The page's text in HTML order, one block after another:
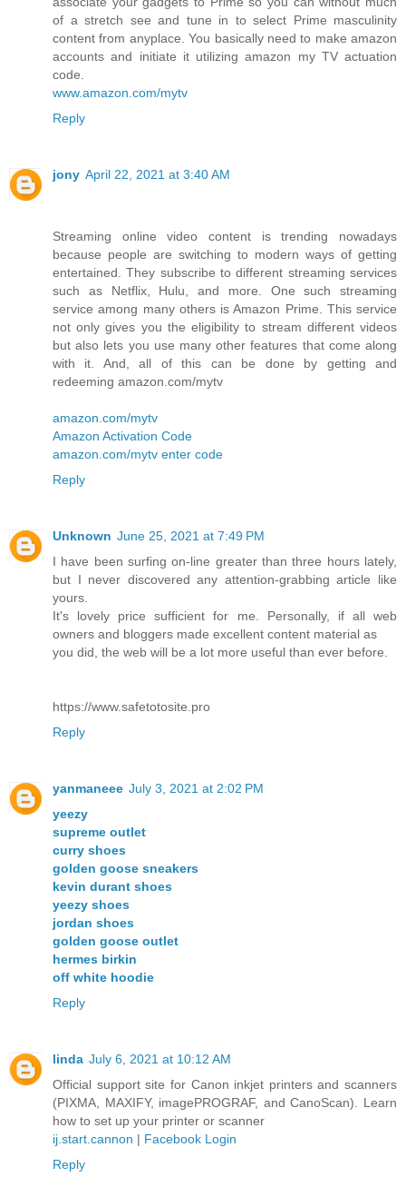
of a stretch see and tune in to select Prime masculinity
content from anyplace. You basically need to make amazon
accounts and initiate it utilizing amazon my TV actuation
code.
www.amazon.com/mytv
Reply
jony April 22, 2021 at 3:40 AM
Streaming online video content is trending nowadays
because people are switching to modern ways of getting
entertained. They subscribe to different streaming services
such as Netflix, Hulu, and more. One such streaming
service among many others is Amazon Prime. This service
not only gives you the eligibility to stream different videos
but also lets you use many other features that come along
with it. And, all of this can be done by getting and
redeeming amazon.com/mytv
amazon.com/mytv
Amazon Activation Code
amazon.com/mytv enter code
Reply
Unknown June 25, 2021 at 7:49 PM
I have been surfing on-line greater than three hours lately,
but I never discovered any attention-grabbing article like
yours.
It's lovely price sufficient for me. Personally, if all web
owners and bloggers made excellent content material as
you did, the web will be a lot more useful than ever before.
https://www.safetotosite.pro
Reply
yanmaneee July 3, 2021 at 2:02 PM
yeezy
supreme outlet
curry shoes
golden goose sneakers
kevin durant shoes
yeezy shoes
jordan shoes
golden goose outlet
hermes birkin
off white hoodie
Reply
linda July 6, 2021 at 10:12 AM
Official support site for Canon inkjet printers and scanners
(PIXMA, MAXIFY, imagePROGRAF, and CanoScan). Learn
how to set up your printer or scanner
ij.start.cannon | Facebook Login
Reply